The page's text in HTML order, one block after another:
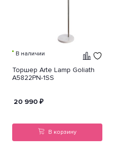
В наличии
Торшер Arte Lamp Goliath
A5822PN-1SS
20 990 ₽
В корзину